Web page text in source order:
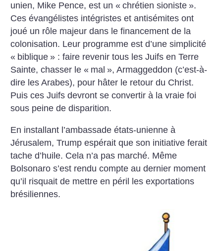
unien, Mike Pence, est un « chrétien sioniste ».
Ces évangélistes intégristes et antisémites ont
joué un rôle majeur dans le financement de la
colonisation. Leur programme est d’une simplicité
« biblique » : faire revenir tous les Juifs en Terre
Sainte, chasser le « mal », Armaggeddon (c’est-à-
dire les Arabes), pour hâter le retour du Christ.
Puis ces Juifs devront se convertir à la vraie foi
sous peine de disparition.
En installant l’ambassade états-unienne à
Jérusalem, Trump espérait que son initiative ferait
tache d’huile. Cela n’a pas marché. Même
Bolsonaro s’est rendu compte au dernier moment
qu’il risquait de mettre en péril les exportations
brésiliennes.